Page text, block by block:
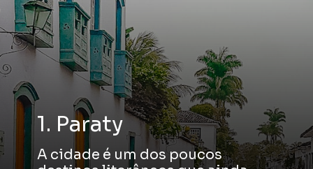
1. Paraty
A cidade é um dos poucos